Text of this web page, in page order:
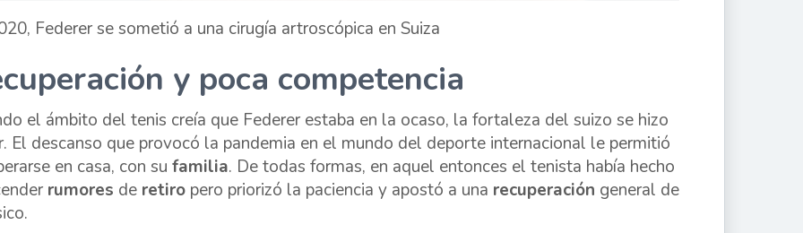
Federer se sometió a una cirugía artroscópica en Suiza
y poca competencia
el ámbito del tenis creía que Federer estaba en la ocaso, la fortaleza del suizo se hizo
El descanso que provocó la pandemia en el mundo del deporte internacional le permitió
en casa, con su familia. De todas formas, en aquel entonces el tenista había hecho
rumores de retiro pero priorizó la paciencia y apostó a una recuperación general de